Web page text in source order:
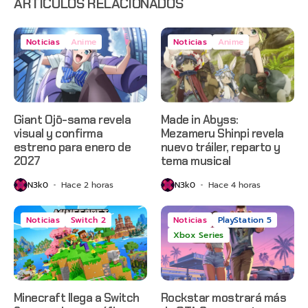
Noticias Anime
Giant Ojō-sama revela
visual y confirma
estreno para enero de
2027
N3k0 Hace 2 horas
Noticias Anime
Made in Abyss:
Mezameru Shinpi revela
nuevo tráiler, reparto y
tema musical
N3k0 Hace 4 horas
Noticias Switch 2
Minecraft llega a Switch
Noticias
PlayStation 5
Xbox Series
Rockstar mostrará más